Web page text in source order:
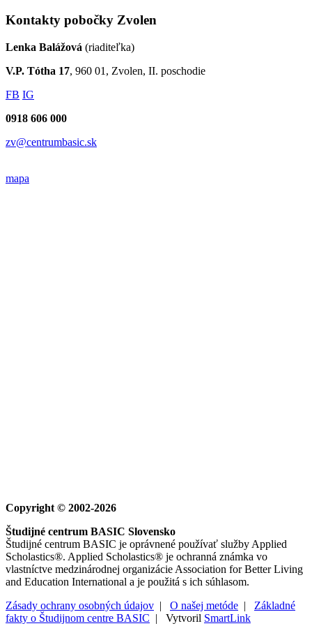
Kontakty pobočky Zvolen
Lenka Balážová (riaditeľka)
V.P. Tótha 17, 960 01, Zvolen, II. poschodie
FB IG
0918 606 000
zv@centrumbasic.sk
mapa
Copyright © 2002-2026
Študijné centrum BASIC Slovensko
Študijné centrum BASIC je oprávnené používať služby Applied
Scholastics®. Applied Scholastics® je ochranná známka vo
vlastníctve medzinárodnej organizácie Association for Better Living
and Education International a je použitá s ich súhlasom.
Zásady ochrany osobných údajov | O našej metóde | Základné
fakty o Študijnom centre BASIC | Vytvoril SmartLink